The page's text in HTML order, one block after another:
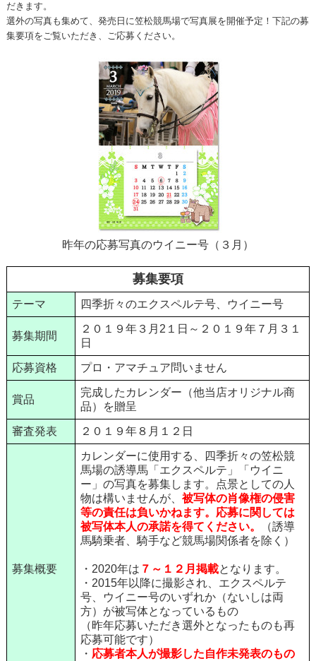
だきます。
選外の写真も集めて、発売日に笠松競馬場で写真展を開催予定！下記の募
集要項をご覧いただき、ご応募ください。
昨年の応募写真のウイニー号（３月）
募集要項
テーマ 四季折々のエクスペルテ号、ウイニー号
募集期間
２０１９年３月2１日～２０１９年７月３１
日
応募資格 プロ・アマチュア問いません
賞品
完成したカレンダー（他当店オリジナル商
品）を贈呈
審査発表 ２０１９年８月１２日
募集概要
カレンダーに使用する、四季折々の笠松競
馬場の誘導馬「エクスペルテ」「ウイニ
ー」の写真を募集します。点景としての人
物は構いませんが、 被写体の肖像権の侵害
等の責任は負いかねます。応募に関しては
被写体本人の承諾を得てください。
（誘導
馬騎乗者、騎手など競馬場関係者を除く）
・2020年は ７～１２月掲載となります。
・2015年以降に撮影され、エクスペルテ
号、ウイニー号のいずれか（ないしは両
方）が被写体となっているもの
（昨年応募いただき選外となったものも再
応募可能です）
・ 応募者本人が撮影した自作未発表のもの